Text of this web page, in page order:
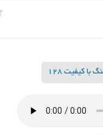
با کیفیت 128